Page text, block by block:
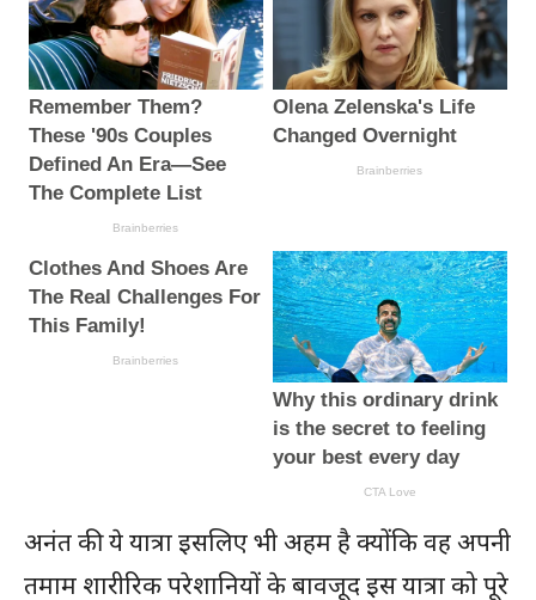
अनंत की ये यात्रा इसलिए भी अहम है क्योंकि वह अपनी
तमाम शारीरिक परेशानियों के बावजूद इस यात्रा को पूरे